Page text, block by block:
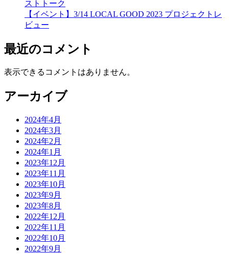
ストトーク
【イベント】3/14 LOCAL GOOD 2023 プロジェクトレ
ビュー
最近のコメント
表示できるコメントはありません。
アーカイブ
2024年4月
2024年3月
2024年2月
2024年1月
2023年12月
2023年11月
2023年10月
2023年9月
2023年8月
2022年12月
2022年11月
2022年10月
2022年9月